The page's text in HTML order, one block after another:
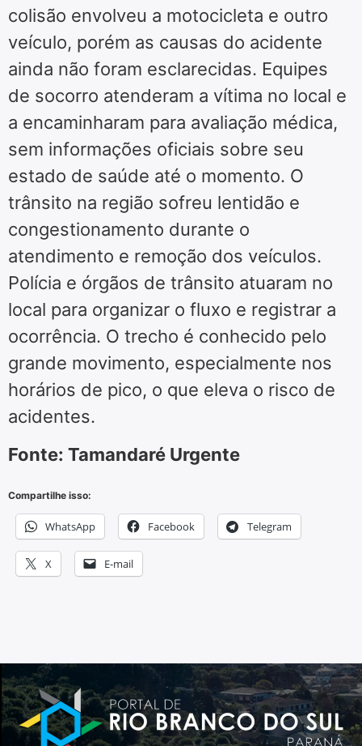
colisão envolveu a motocicleta e outro
veículo, porém as causas do acidente
ainda não foram esclarecidas. Equipes
de socorro atenderam a vítima no local e
a encaminharam para avaliação médica,
sem informações oficiais sobre seu
estado de saúde até o momento. O
trânsito na região sofreu lentidão e
congestionamento durante o
atendimento e remoção dos veículos.
Polícia e órgãos de trânsito atuaram no
local para organizar o fluxo e registrar a
ocorrência. O trecho é conhecido pelo
grande movimento, especialmente nos
horários de pico, o que eleva o risco de
acidentes.
Fonte: Tamandaré Urgente
Compartilhe isso:
WhatsApp Facebook Telegram
X E-mail